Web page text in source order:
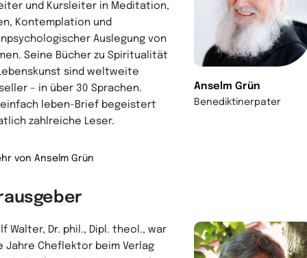
Anselm Grün
Benediktinerpater
und Kursleiter in Meditation,
Kontemplation und
Auslegung von
Seine Bücher zu Spiritualität
sind weltweite
– in über 30 Sprachen.
einfach leben-Brief begeistert
zahlreiche Leser.
von Anselm Grün
Walter, Dr. phil., Dipl. theol., war
Jahre Cheflektor beim Verlag